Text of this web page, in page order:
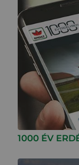
1000 ÉV